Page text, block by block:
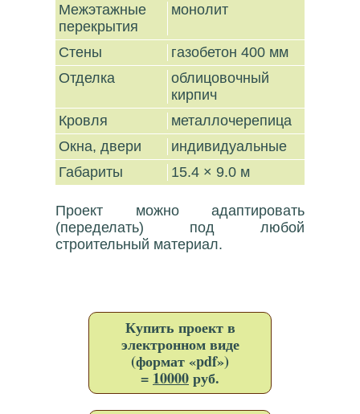
Межэтажные
перекрытия
монолит
Стены
газобетон 400 мм
Отделка
облицовочный
кирпич
Кровля
металлочерепица
Окна, двери
индивидуальные
Габариты
15.4 × 9.0 м
Проект можно адаптировать
(переделать) под любой
строительный материал.
Купить проект в
электронном виде
(формат «pdf»)
= 10000руб.